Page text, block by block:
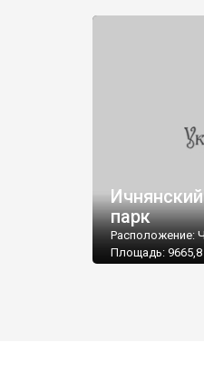
парк
Расположение:
Площадь: 9665,8